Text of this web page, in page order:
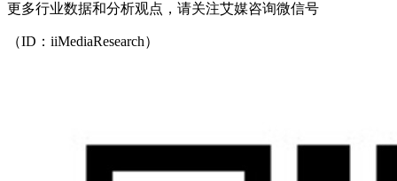
更多行业数据和分析观点，请关注艾媒咨询微信号
（ID：iiMediaResearch）